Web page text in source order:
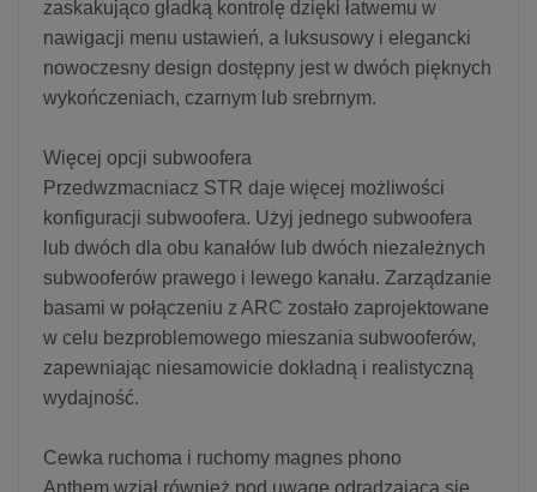
zaskakująco gładką kontrolę dzięki łatwemu w
nawigacji menu ustawień, a luksusowy i elegancki
nowoczesny design dostępny jest w dwóch pięknych
wykończeniach, czarnym lub srebrnym.
Więcej opcji subwoofera
Przedwzmacniacz STR daje więcej możliwości
konfiguracji subwoofera. Użyj jednego subwoofera
lub dwóch dla obu kanałów lub dwóch niezależnych
subwooferów prawego i lewego kanału. Zarządzanie
basami w połączeniu z ARC zostało zaprojektowane
w celu bezproblemowego mieszania subwooferów,
zapewniając niesamowicie dokładną i realistyczną
wydajność.
Cewka ruchoma i ruchomy magnes phono
Anthem wziął również pod uwagę odradzającą się